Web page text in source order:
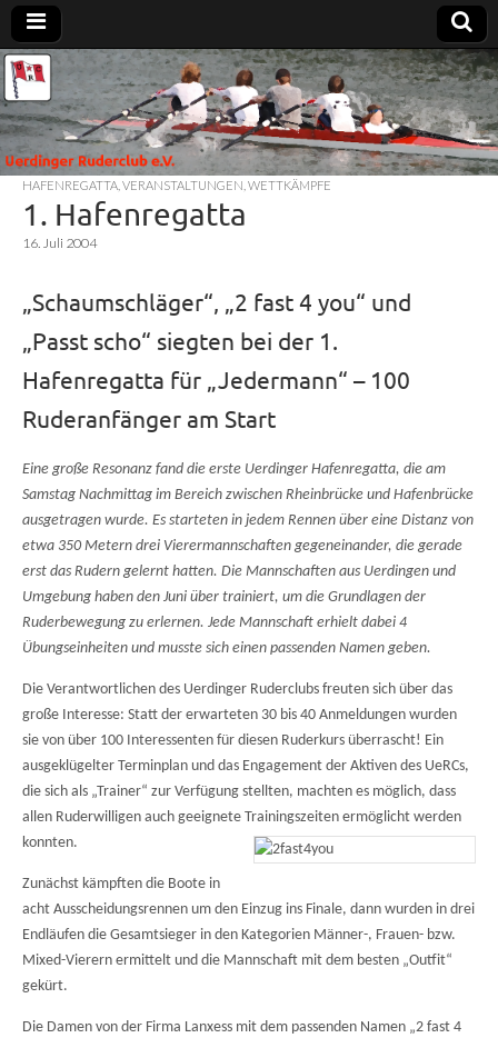
Uerdinger
Ruderclub
e.V.
Rudern in
Krefeld-
Uerdingen
HAFENREGATTA VERANSTALTUNGEN WETTKÄMPFE
1. Hafenregatta
16. Juli 2004
„Schaumschläger“, „2 fast 4 you“ und
„Passt scho“ siegten bei der 1.
Hafenregatta für „Jedermann“ – 100
Ruderanfänger am Start
Eine große Resonanz fand die erste Uerdinger Hafenregatta, die am
Samstag Nachmittag im Bereich zwischen Rheinbrücke und Hafenbrücke
ausgetragen wurde. Es starteten in jedem Rennen über eine Distanz von
etwa 350 Metern drei Vierermannschaften gegeneinander, die gerade
erst das Rudern gelernt hatten. Die Mannschaften aus Uerdingen und
Umgebung haben den Juni über trainiert, um die Grundlagen der
Ruderbewegung zu erlernen. Jede Mannschaft erhielt dabei 4
Übungseinheiten und musste sich einen passenden Namen geben.
Die Verantwortlichen des Uerdinger Ruderclubs freuten sich über das
große Interesse: Statt der erwarteten 30 bis 40 Anmeldungen wurden
sie von über 100 Interessenten für diesen Ruderkurs überrascht! Ein
ausgeklügelter Terminplan und das Engagement der Aktiven des UeRCs,
die sich als „Trainer“ zur Verfügung stellten, machten es möglich, dass
allen Ruderwilligen auch geeignete Trainingszeiten ermöglicht werden
konnten.
Zunächst kämpften die Boote in
acht Ausscheidungsrennen um den Einzug ins Finale, dann wurden in drei
Endläufen die Gesamtsieger in den Kategorien Männer-, Frauen- bzw.
Mixed-Vierern ermittelt und die Mannschaft mit dem besten „Outfit“
gekürt.
Die Damen von der Firma Lanxess mit dem passenden Namen „2 fast 4